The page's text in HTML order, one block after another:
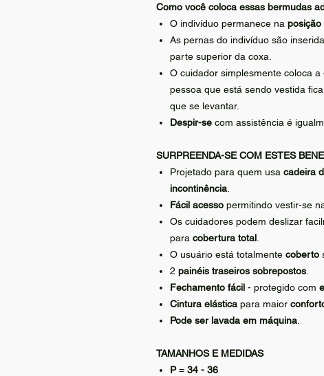
Como você coloca essas bermudas
O indivíduo permanece na posição
As pernas do indivíduo são
parte superior da coxa.
O cuidador simplesmente coloca a
pessoa que está sendo vestida
que se levantar.
Despir-se com assistência é
SURPREENDA-SE COM ESTES
Projetado para quem usa cadeira
incontinência
Fácil acesso permitindo vestir-se
Os cuidadores podem deslizar
para cobertura total
O usuário está totalmente coberto
2 painéis traseiros sobrepostos
Fechamento fácil - protegido com
Cintura elástica para maior
Pode ser lavada em máquina
TAMANHOS E MEDIDAS
P= 34 - 36